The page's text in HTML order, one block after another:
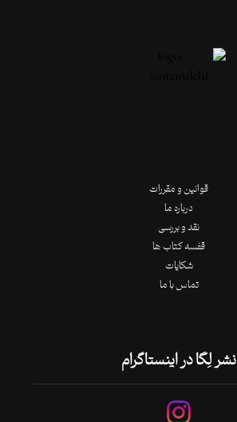
قوانین و مقررات
درباره ما
نقد و بررسی
قفسه کتاب ها
شکایات
تماس با ما
نشر لِگا در اینستاگرام